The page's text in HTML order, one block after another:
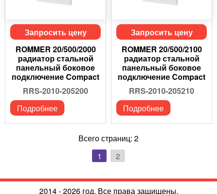
Запросить цену
ROMMER 20/500/2000
радиатор стальной
панельный боковое
подключение Compact
RRS-2010-205200
Подробнее
Запросить цену
ROMMER 20/500/2100
радиатор стальной
панельный боковое
подключение Compact
RRS-2010-205210
Подробнее
Всего страниц: 2
1
2
2014 - 2026 год. Все права защищены.